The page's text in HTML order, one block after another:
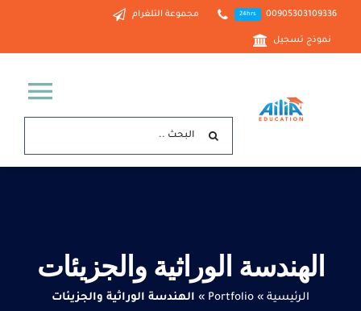
00905303109336
24hrs مجموعة التلغرام
نموذج تسجيل
الرئيسية
البحث
عن:
الهندسة الوراثية والجزيئات
الرئيسية »
Portfolio
» الهندسة الوراثية والجزيئات